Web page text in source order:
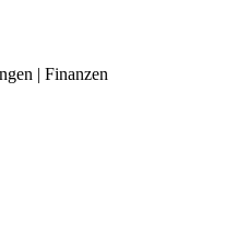
| Finanzen